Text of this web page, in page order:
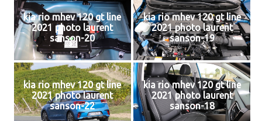
kia rio mhev 120 gt line
2021 photo laurent
sanson-20
kia rio mhev 120 gt line
2021 photo laurent
sanson-19
kia rio mhev 120 gt line
2021 photo laurent
sanson-22
kia rio mhev 120 gt line
2021 photo laurent
sanson-18